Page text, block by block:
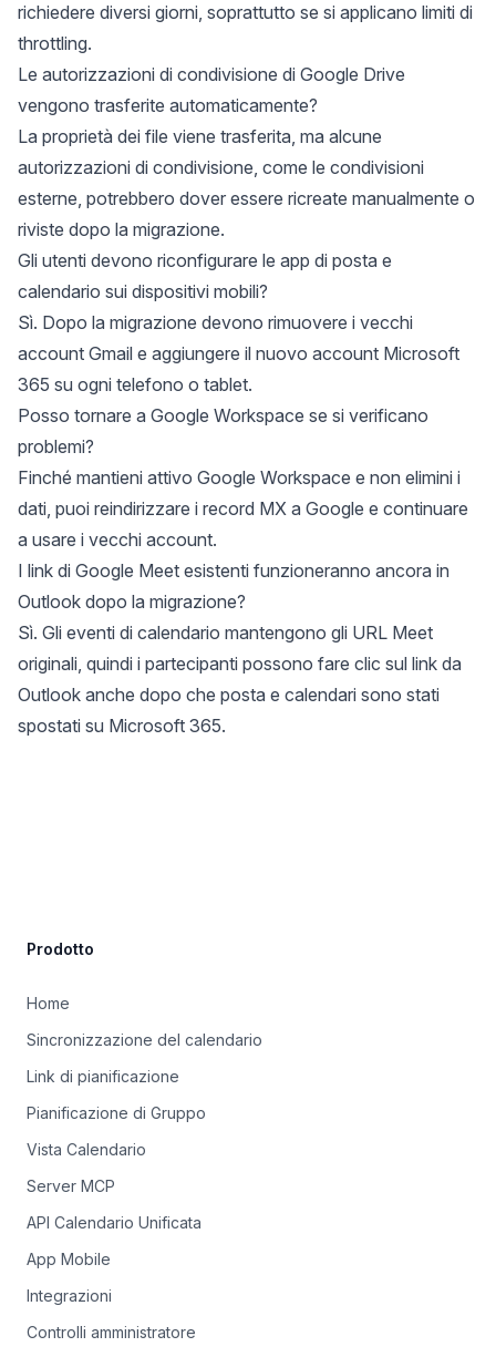
richiedere diversi giorni, soprattutto se si applicano limiti di
throttling.
Le autorizzazioni di condivisione di Google Drive
vengono trasferite automaticamente?
La proprietà dei file viene trasferita, ma alcune
autorizzazioni di condivisione, come le condivisioni
esterne, potrebbero dover essere ricreate manualmente o
riviste dopo la migrazione.
Gli utenti devono riconfigurare le app di posta e
calendario sui dispositivi mobili?
Sì. Dopo la migrazione devono rimuovere i vecchi
account Gmail e aggiungere il nuovo account Microsoft
365 su ogni telefono o tablet.
Posso tornare a Google Workspace se si verificano
problemi?
Finché mantieni attivo Google Workspace e non elimini i
dati, puoi reindirizzare i record MX a Google e continuare
a usare i vecchi account.
I link di Google Meet esistenti funzioneranno ancora in
Outlook dopo la migrazione?
Sì. Gli eventi di calendario mantengono gli URL Meet
originali, quindi i partecipanti possono fare clic sul link da
Outlook anche dopo che posta e calendari sono stati
spostati su Microsoft 365.
Prodotto
Home
Sincronizzazione del calendario
Link di pianificazione
Pianificazione di Gruppo
Vista Calendario
Server MCP
API Calendario Unificata
App Mobile
Integrazioni
Controlli amministratore